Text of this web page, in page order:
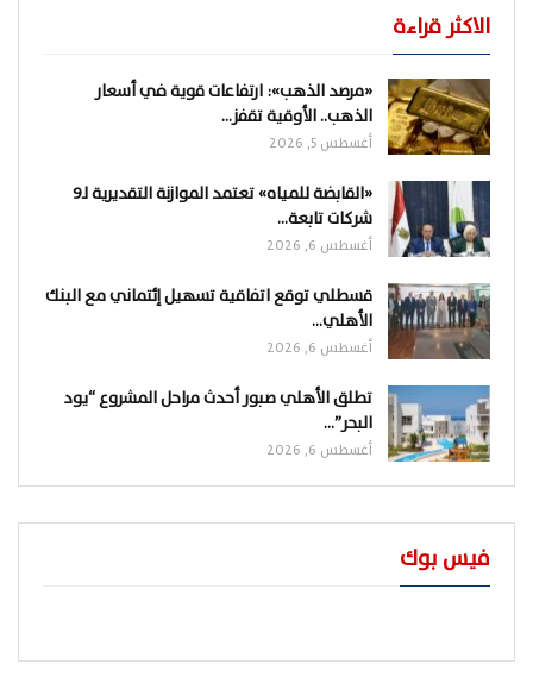
الاكثر قراءة
«مرصد الذهب»: ارتفاعات قوية في أسعار
الذهب.. الأوقية تقفز…
أغسطس 5, 2026
«القابضة للمياه» تعتمد الموازنة التقديرية لـ9
شركات تابعة…
أغسطس 6, 2026
قسطلي توقع اتفاقية تسهيل إئتماني مع البنك
الأهلي…
أغسطس 6, 2026
تطلق الأهلي صبور أحدث مراحل المشروع “يود
البحر”…
أغسطس 6, 2026
فيس بوك